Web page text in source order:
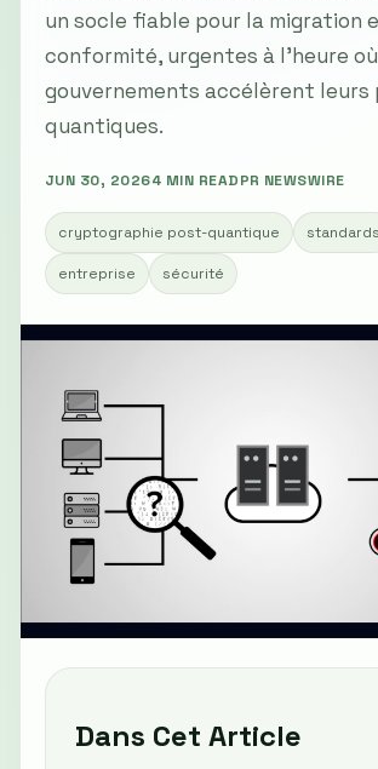
un socle fiable pour la migration
conformité, urgentes à l'heure
gouvernements accélèrent leurs
quantiques.
JUN 30, 20264 MIN READPR NEWSWIRE
cryptographie post-quantique standards
entreprise sécurité
Dans Cet Article